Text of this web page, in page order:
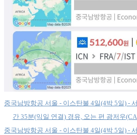
중국남방항공 서울 - 이스탄불 4일(4박 5일) -
간 35분(익일 연결) 경유, 오는 편 광저우
중국남방항공 서울 - 이스탄불 4일(4박 5일) -